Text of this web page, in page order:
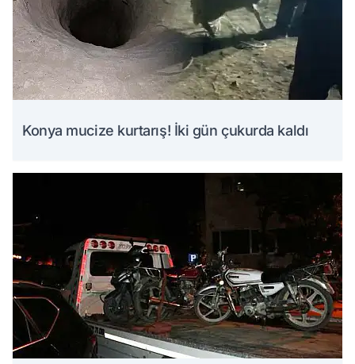
Konya mucize kurtarış! İki gün çukurda kaldı